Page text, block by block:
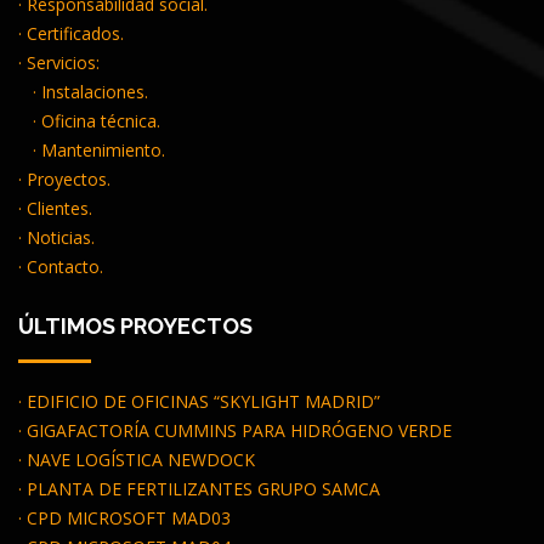
· Certificados.
· Servicios:
· Instalaciones.
· Oficina técnica.
· Mantenimiento.
· Proyectos.
· Clientes.
· Noticias.
· Contacto.
ÚLTIMOS PROYECTOS
· EDIFICIO DE OFICINAS “SKYLIGHT MADRID”
· GIGAFACTORÍA CUMMINS PARA HIDRÓGENO VERDE
· NAVE LOGÍSTICA NEWDOCK
· PLANTA DE FERTILIZANTES GRUPO SAMCA
· CPD MICROSOFT MAD03